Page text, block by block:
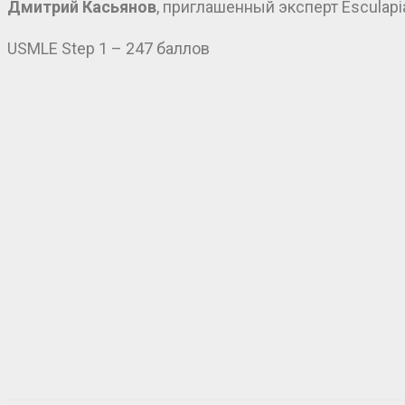
Дмитрий Касьянов, приглашенный эксперт
USMLE Step 1 – 247 баллов